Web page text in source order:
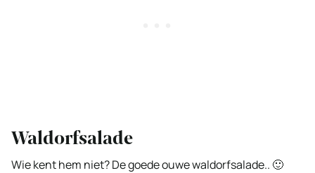
Waldorfsalade
Wie kent hem niet? De goede ouwe waldorfsalade.. 🙂